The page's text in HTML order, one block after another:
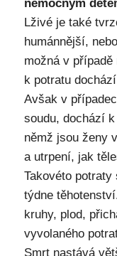
nemocným
Lživé je také
humánnější,
možná v
k potratu
Avšak v
soudu, dochází
němž jsou ženy
a utrpení, jak
Takovéto
týdne
kruhy, plod,
vyvolaného
Smrt nastává